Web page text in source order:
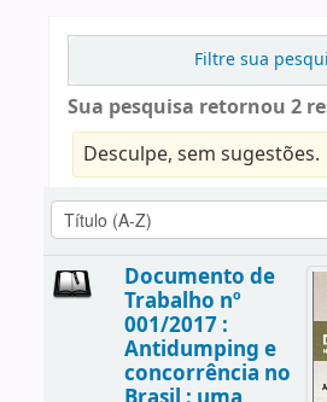
Filtre sua
Sua pesquisa retornou 2
Desculpe, sem sugestões.
Documento de
Trabalho nº
001/2017 :
Antidumping e
concorrência no